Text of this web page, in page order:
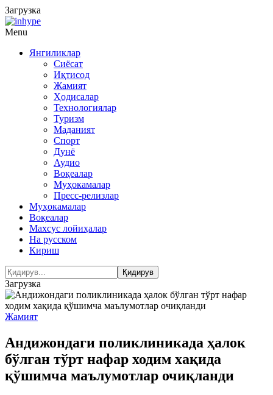
Загрузка
Menu
Янгиликлар
Сиёсат
Иқтисод
Жамият
Ҳодисалар
Технологиялар
Туризм
Маданият
Спорт
Дунё
Аудио
Воқеалар
Муҳокамалар
Пресс-релизлар
Муҳокамалар
Воқеалар
Махсус лойиҳалар
На русском
Кириш
Загрузка
Жамият
Андижондаги поликлиникада ҳалок
бўлган тўрт нафар ходим хақида
қўшимча маълумотлар очиқланди